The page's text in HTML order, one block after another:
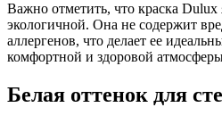
Важно отметить, что краска Dulux
экологичной. Она не содержит
аллергенов, что делает ее
комфортной и здоровой
Белая оттенок для